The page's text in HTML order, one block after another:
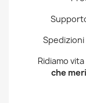
Ridiamo
che